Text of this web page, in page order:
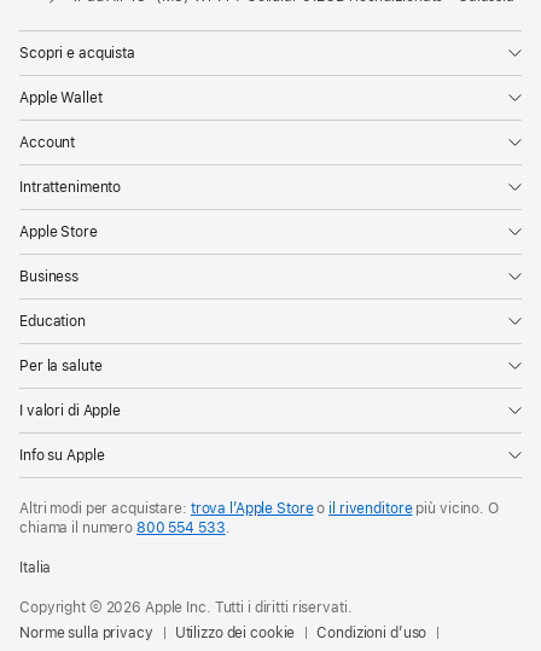
Scopri e acquista
Apple Wallet
Account
Intrattenimento
Apple Store
Business
Education
Per la salute
I valori di Apple
Info su Apple
Altri modi per acquistare: trova l’Apple Storeo il rivenditorepiù vicino. O
chiama il numero 800 554 533
Italia
Copyright © 2026 Apple Inc. Tutti i diritti riservati.
Norme sulla privacy
Utilizzo dei cookie
Condizioni d’uso